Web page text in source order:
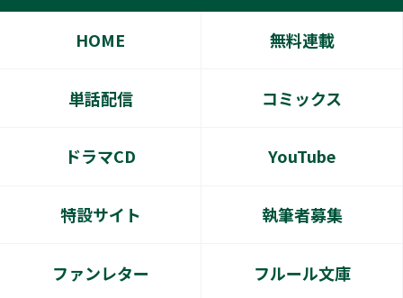
HOME 無料連載
単話配信 コミックス
ドラマCD YouTube
特設サイト 執筆者募集
ファンレター フルール文庫